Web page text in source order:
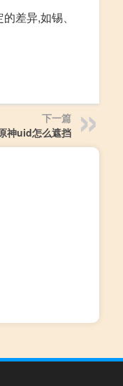
差异,如锡、
下一篇
神uid怎么遮挡